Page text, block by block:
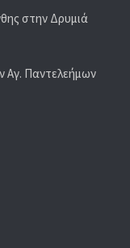
στην Δρυμιά
Αγ. Παντελεήμων